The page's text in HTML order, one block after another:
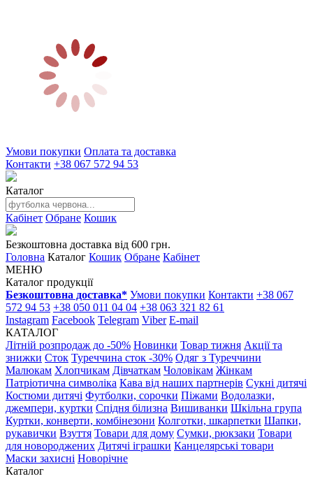
Умови покупки Оплата та доставка
Контакти +38 067 572 94 53
Каталог
Кабінет Обране Кошик
Безкоштовна доставка від 600 грн.
Головна Каталог Кошик Обране Кабінет
МЕНЮ
Каталог продукції
Безкоштовна доставка* Умови покупки Контакти +38 067
572 94 53 +38 050 011 04 04 +38 063 321 82 61
Instagram Facebook Telegram Viber E-mail
КАТАЛОГ
Літній розпродаж до -50% Новинки Товар тижня Акції та
знижки Сток Туреччина сток -30% Одяг з Туреччини
Малюкам Хлопчикам Дівчаткам Чоловікам Жінкам
Патріотична символіка Кава від наших партнерів Сукні дитячі
Костюми дитячі Футболки, сорочки Піжами Водолазки,
джемпери, куртки Спідня білизна Вишиванки Шкільна група
Куртки, конверти, комбінезони Колготки, шкарпетки Шапки,
рукавички Взуття Товари для дому Сумки, рюкзаки Товари
для новороджених Дитячі іграшки Канцелярські товари
Маски захисні Новорічне
Каталог